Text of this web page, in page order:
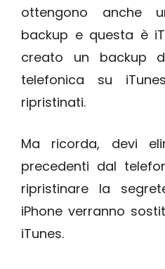
ottengono anche
backup e questa è
creato un backup
telefonica su
ripristinati.
Ma ricorda, devi
precedenti dal
ripristinare la
iPhone verranno
iTunes.